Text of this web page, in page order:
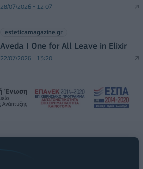
28/07/2026 - 12:07
esteticamagazine.gr
Aveda I One for All Leave in Elixir
22/07/2026 - 13:20